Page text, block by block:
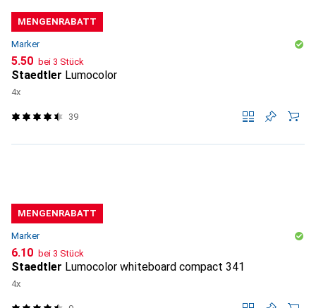
MENGENRABATT
Marker
CHF
5.50 bei 3 Stück
Staedtler Lumocolor
4x
39
MENGENRABATT
Marker
CHF
6.10 bei 3 Stück
Staedtler Lumocolor whiteboard compact 341
4x